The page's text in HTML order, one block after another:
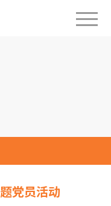
党员活动